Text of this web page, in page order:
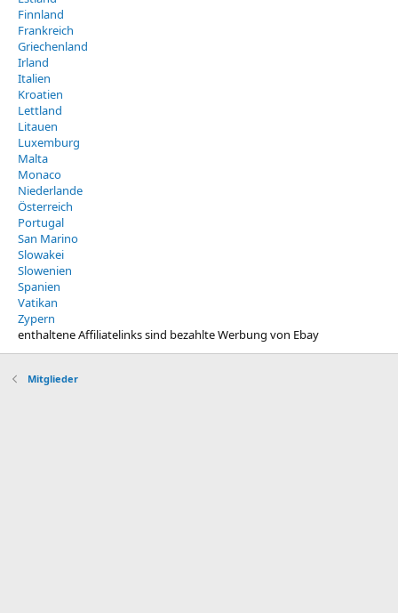
Finnland
Frankreich
Griechenland
Irland
Italien
Kroatien
Lettland
Litauen
Luxemburg
Malta
Monaco
Niederlande
Österreich
Portugal
San Marino
Slowakei
Slowenien
Spanien
Vatikan
Zypern
enthaltene Affiliatelinks sind bezahlte Werbung von Ebay
Mitglieder